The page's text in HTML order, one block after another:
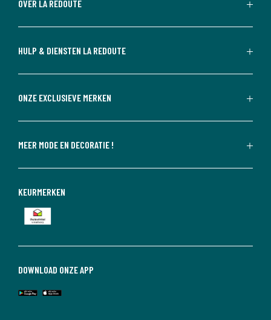
OVER LA REDOUTE
HULP & DIENSTEN LA REDOUTE
ONZE EXCLUSIEVE MERKEN
MEER MODE EN DECORATIE !
DOWNLOAD ONZE APP
KEURMERKEN